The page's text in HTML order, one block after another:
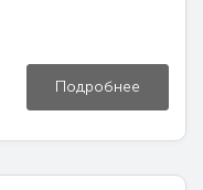
Подробнее